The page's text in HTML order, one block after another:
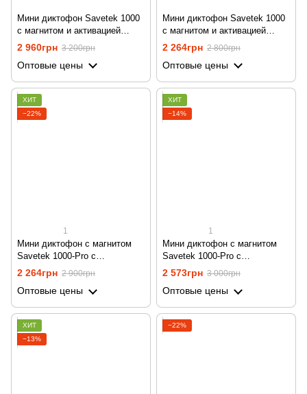
Мини диктофон Savetek 1000
с магнитом и активацией
голосом, 32 Gb, 600 часов
2 960грн 3 200грн
Оптовые цены
Мини диктофон Savetek 1000
с магнитом и активацией
голосом, 8 Gb, 600 часов
2 264грн 2 800грн
Оптовые цены
ХИТ
−22%
1
Мини диктофон с магнитом
Savetek 1000-Pro с
активацией голосом, 8 gb, 500
часов работы
2 264грн 2 900грн
Оптовые цены
ХИТ
−14%
1
Мини диктофон с магнитом
Savetek 1000-Pro с
активацией голосом, 16 gb,
500 часов работы
2 573грн 3 000грн
Оптовые цены
ХИТ
−13%
−22%